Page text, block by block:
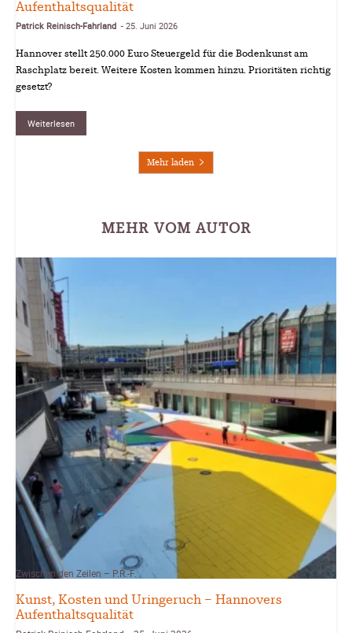
Aufenthaltsqualität
Patrick Reinisch-Fahrland - 25. Juni 2026
Hannover stellt 250.000 Euro Steuergeld für die Bodenkunst am
Raschplatz bereit. Weitere Kosten kommen hinzu. Prioritäten richtig
gesetzt?
Weiterlesen
Mehr laden
MEHR VOM AUTOR
Zwischen den Zeilen – P.R.-F.
Kunst, Kosten und Uringeruch – Hannovers
Aufenthaltsqualität